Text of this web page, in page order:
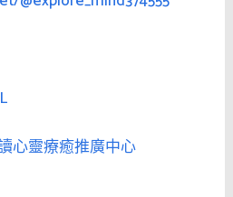
心靈療癒推廣中心